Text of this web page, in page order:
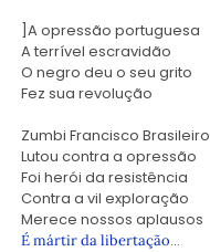
]A opressão portuguesa
A terrível escravidão
O negro deu o seu grito
Fez sua revolução
Zumbi Francisco Brasileiro
Lutou contra a opressão
Foi herói da resistência
Contra a vil exploração
Merece nossos aplausos
É mártir da libertação…